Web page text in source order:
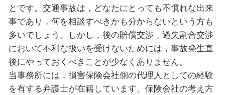
とです。交通事故は，どなたにとっても不慣れな出来
事であり，何を相談すべきかも分からないという方も
多いでしょう。しかし，後の賠償交渉，過失割合交渉
において不利な扱いを受けないためには，事故発生直
後にやっておくべきことが少なくありません。
当事務所には，損害保険会社側の代理人としての経験
を有する弁護士が在籍しています。保険会社の考え方